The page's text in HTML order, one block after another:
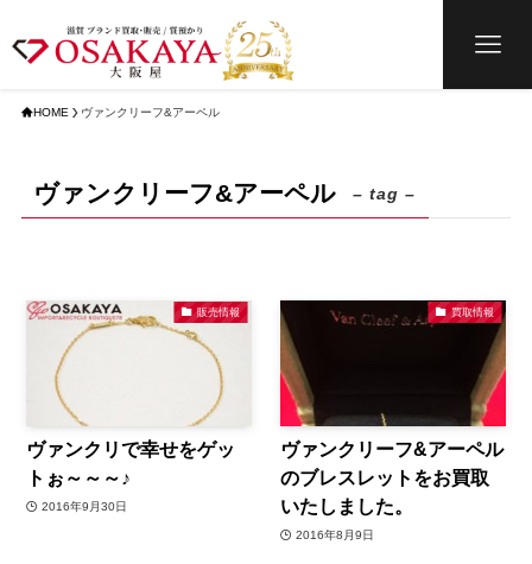
HOME ヴァンクリーフ&アーペル
ヴァンクリーフ&アーペル – tag –
販売情報
ヴァンクリで幸せをゲッ
トぉ～～～♪
2016年9月30日
買取情報
ヴァンクリーフ&アーペル
のブレスレットをお買取
いたしました。
2016年8月9日